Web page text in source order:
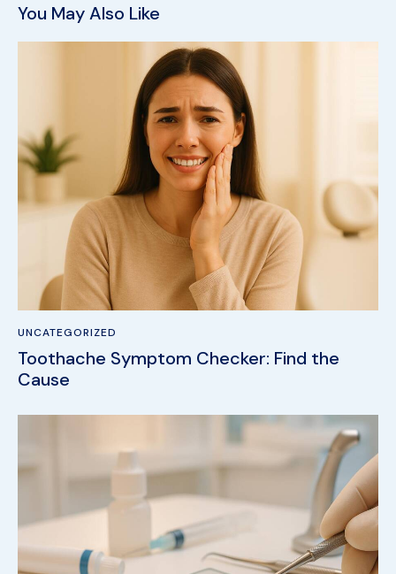
You May Also Like
UNCATEGORIZED
Toothache Symptom Checker: Find the
Cause